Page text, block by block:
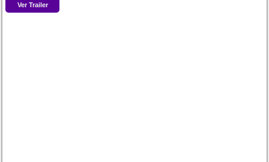
Ver Trailer